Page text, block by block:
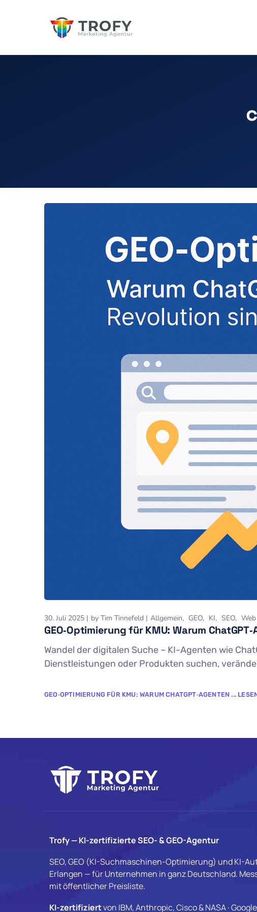
30. Juli 2025 by Tim Tinnefeld Allgemein GEO KI SEO Web
GEO‑Optimierung für KMU: Warum
Wandel der digitalen Suche – KI-Agenten wie
Dienstleistungen oder Produkten suchen,
GEO‑OPTIMIERUNG FÜR KMU: WARUM CHATGPT‑AGENTEN ...
Trofy — KI-zertifizierte SEO- & GEO-Agentur
SEO, GEO (KI-Suchmaschinen-Optimierung) und KI-
Erlangen — für Unternehmen in ganz Deutschland.
mit öffentlicher Preisliste.
KI-zertifiziertvon IBM, Anthropic, Cisco & NASA ·